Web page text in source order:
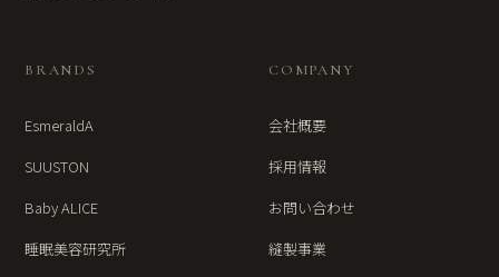
BRANDS
EsmeraldA
SUUSTON
Baby ALICE
睡眠美容研究所
COMPANY
会社概要
採用情報
お問い合わせ
縫製事業